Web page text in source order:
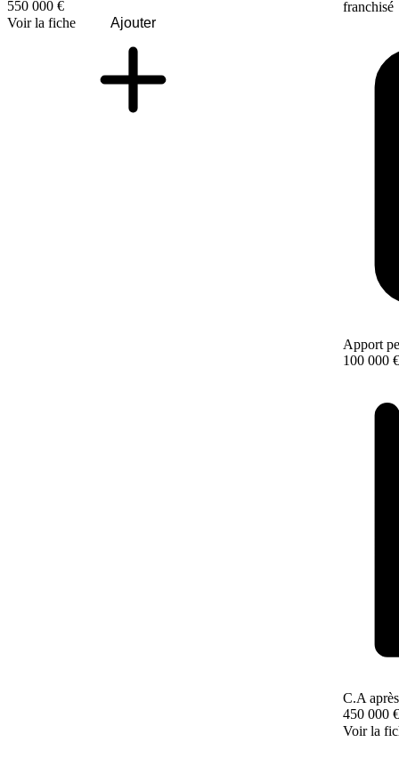
550 000 €
Voir la fiche
Ajouter
franchisé
Apport
100 000 €
C.A
450 000 €
Voir la